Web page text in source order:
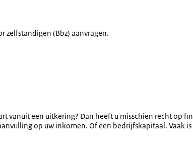
zelfstandigen (Bbz) aanvragen.
een uitkering? Dan heeft u misschien recht op
op uw inkomen. Of een bedrijfskapitaal. Vaak